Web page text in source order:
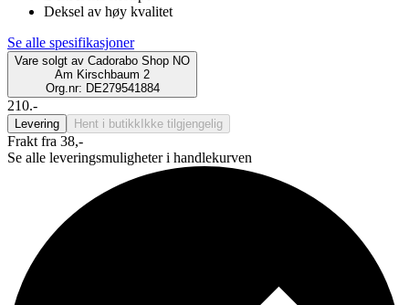
Deksel av høy kvalitet
Se alle spesifikasjoner
Vare solgt av Cadorabo Shop NO
Am Kirschbaum 2
Org.nr: DE279541884
210.-
Levering Hent i butikk Ikke tilgjengelig
Frakt fra 38,-
Se alle leveringsmuligheter i handlekurven